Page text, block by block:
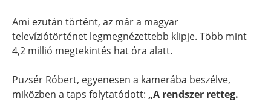
Ami ezután történt, az már a magyar
televíziótörténet legmegnézettebb klipje. Több mint
4,2 millió megtekintés hat óra alatt.
Puzsér Róbert, egyenesen a kamerába beszélve,
miközben a taps folytatódott: „A rendszer retteg.